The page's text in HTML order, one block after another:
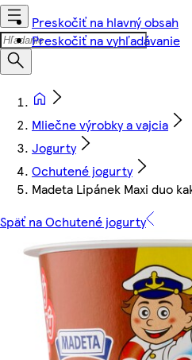
Preskočiť na hlavný obsah
Preskočiť na vyhľadávanie
Mliečne výrobky a vajcia
Jogurty
Ochutené jogurty
Madeta Lipánek Maxi duo
Späť na Ochutené jogurty